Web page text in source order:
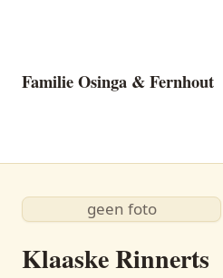
Familie Osinga & Fernhout
geen foto
Klaaske Rinnerts